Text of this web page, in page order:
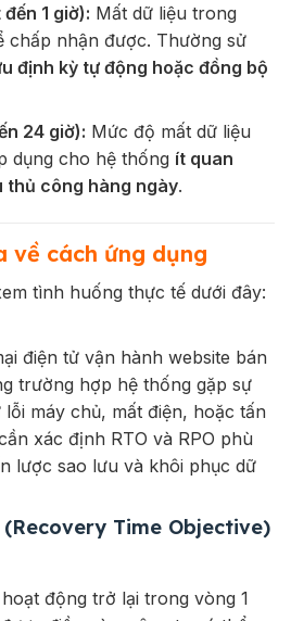
1 giờ): Mất dữ liệu trong
chấp nhận được. Thường sử
định kỳ tự động hoặc đồng bộ
24 giờ): Mức độ mất dữ liệu
dụng cho hệ thống ít quan
thủ công hàng ngày.
về cách ứng dụng
tình huống thực tế dưới đây:
điện tử vận hành website bán
trường hợp hệ thống gặp sự
máy chủ, mất điện, hoặc tấn
xác định RTO và RPO phù
lược sao lưu và khôi phục dữ
(Recovery Time Objective)
động trở lại trong vòng 1